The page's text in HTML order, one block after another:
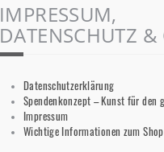
IMPRESSUM,
DATENSCHUTZ &
Datenschutzerklärung
Spendenkonzept – Kunst für den
Impressum
Wichtige Informationen zum